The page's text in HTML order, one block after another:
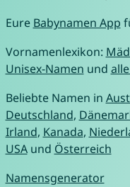
Eure Babynamen App
Vornamenlexikon:
Unisex-Namen und
Beliebte Namen in
Deutschland,
Irland, Kanada,
USAund Österreich
Namensgenerator